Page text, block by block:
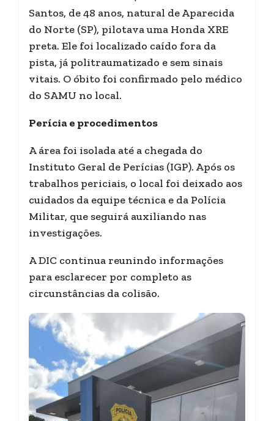
Santos, de 48 anos, natural de Aparecida
do Norte (SP), pilotava uma Honda XRE
preta. Ele foi localizado caído fora da
pista, já politraumatizado e sem sinais
vitais. O óbito foi confirmado pelo médico
do SAMU no local.
Perícia e procedimentos
A área foi isolada até a chegada do
Instituto Geral de Perícias (IGP). Após os
trabalhos periciais, o local foi deixado aos
cuidados da equipe técnica e da Polícia
Militar, que seguirá auxiliando nas
investigações.
A DIC continua reunindo informações
para esclarecer por completo as
circunstâncias da colisão.